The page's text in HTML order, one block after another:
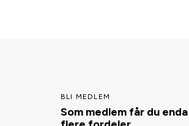
BLI MEDLEM
Som medlem får du enda